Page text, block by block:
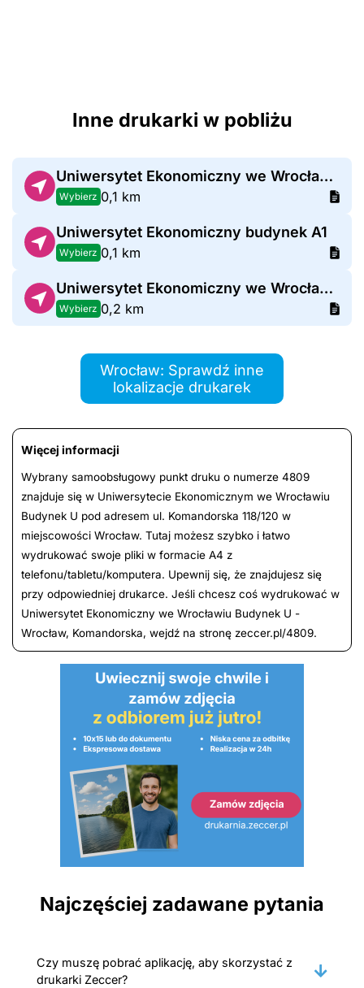
Inne drukarki w pobliżu
Uniwersytet Ekonomiczny we Wrocławiu budynek E
Wybierz 0,1 km
Uniwersytet Ekonomiczny budynek A1
Wybierz 0,1 km
Uniwersytet Ekonomiczny we Wrocławiu Bud. Z
Wybierz 0,2 km
Wrocław: Sprawdź inne
lokalizacje drukarek
Więcej informacji
Wybrany samoobsługowy punkt druku o numerze 4809
znajduje się w Uniwersytecie Ekonomicznym we Wrocławiu
Budynek U pod adresem ul. Komandorska 118/120 w
miejscowości Wrocław. Tutaj możesz szybko i łatwo
wydrukować swoje pliki w formacie A4 z
telefonu/tabletu/komputera. Upewnij się, że znajdujesz się
przy odpowiedniej drukarce. Jeśli chcesz coś wydrukować w
Uniwersytet Ekonomiczny we Wrocławiu Budynek U -
Wrocław, Komandorska, wejdź na stronę zeccer.pl/4809.
Najczęściej zadawane pytania
Czy muszę pobrać aplikację, aby skorzystać z
drukarki Zeccer?